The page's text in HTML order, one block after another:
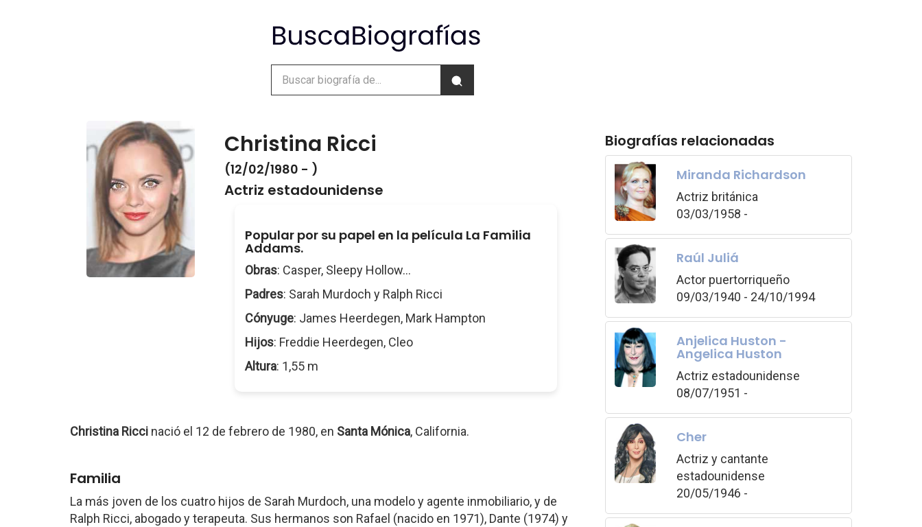
Christina Ricci
(12/02/1980 - )
Actriz estadounidense
Popular por su papel en la película La Familia
Addams.
Obras: Casper, Sleepy Hollow...
Padres: Sarah Murdoch y Ralph Ricci
Cónyuge: James Heerdegen, Mark Hampton
Hijos: Freddie Heerdegen, Cleo
Altura: 1,55 m
Christina Ricci nació el 12 de febrero de 1980, en Santa Mónica, California.
Familia
La más joven de los cuatro hijos de Sarah Murdoch, una modelo y agente inmobiliario, y de
Ralph Ricci, abogado y terapeuta. Sus hermanos son Rafael (nacido en 1971), Dante (1974) y
Biografías relacionadas
Miranda Richardson
Actriz británica
03/03/1958 -
Raúl Juliá
Actor puertorriqueño
09/03/1940 - 24/10/1994
Anjelica Huston -
Angelica Huston
Actriz estadounidense
08/07/1951 -
Cher
Actriz y cantante
estadounidense
20/05/1946 -